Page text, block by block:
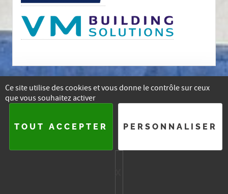
Ce site utilise des cookies et vous donne le contrôle sur ceux
que vous souhaitez activer
TOUT ACCEPTER PERSONNALISER
E-mailFacebookInstagramLinkedin